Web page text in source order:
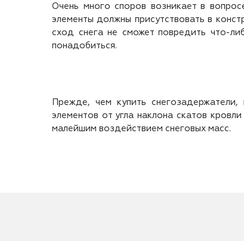
Очень много споров возникает в
элементы должны присутствовать в
сход снега не сможет повредить что-
понадобиться.
Прежде, чем купить
элементов от угла наклона скатов
малейшим воздействием снеговых масс.